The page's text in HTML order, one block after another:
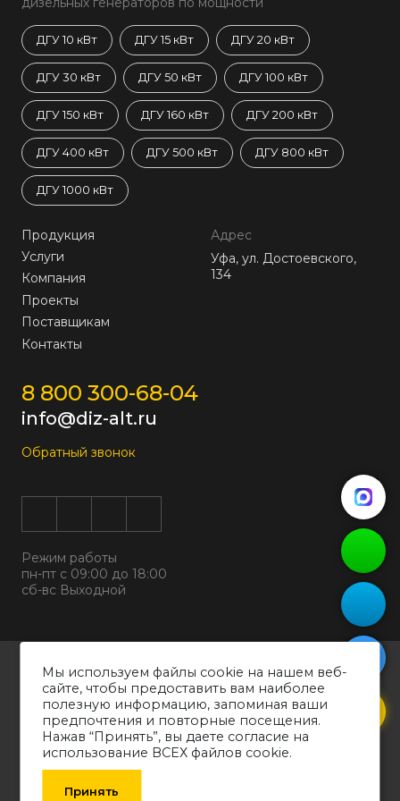
ДГУ 10 кВт ДГУ 15 кВт ДГУ 20 кВт
ДГУ 30 кВт ДГУ 50 кВт ДГУ 100 кВт
ДГУ 150 кВт ДГУ 160 кВт ДГУ 200 кВт
ДГУ 400 кВт ДГУ 500 кВт ДГУ 800 кВт
ДГУ 1000 кВт
Продукция
Услуги
Компания
Проекты
Поставщикам
Контакты
Адрес
Уфа, ул. Достоевского,
134
8 800 300-68-04
info@diz-alt.ru
Обратный звонок
Режим работы
пн-пт с 09:00 до 18:00
сб-вс Выходной
Все права защищены © 2026
ООО "ДИЗАЛЬТ"
ИНН 6318069799 ОГРН 1226300038194
Политика конфиденциальности
Согласие на обработку персональных данных
Обращаем ваше внимание на то, что вся информация о товарах,
носит информативный характер и может быть изменена производителем
Мы используем файлы cookie на нашем веб-
сайте, чтобы предоставить вам наиболее
полезную информацию, запоминая ваши
предпочтения и повторные посещения.
Нажав “Принять”, вы даете согласие на
использование ВСЕХ файлов cookie.
Принять